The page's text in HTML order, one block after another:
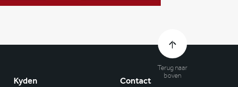
Terug naar
boven
Kyden Contact